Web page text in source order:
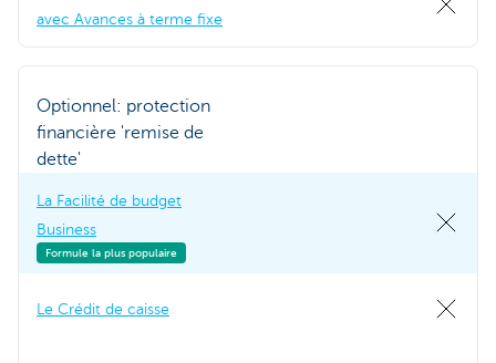
avec Avances à terme fixe
Optionnel: protection
financière 'remise de
dette'
La Facilité de budget
Business
Formule la plus populaire
Le Crédit de caisse